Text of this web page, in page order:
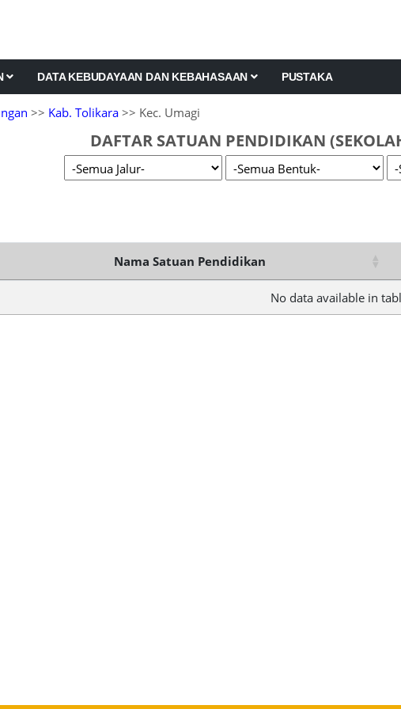
DATA KEBUDAYAAN DAN KEBAHASAAN PUSTAKA
>> Kab. Tolikara >> Kec. Umagi
DAFTAR SATUAN PENDIDIKAN
Nama Satuan Pendidikan
No data available in